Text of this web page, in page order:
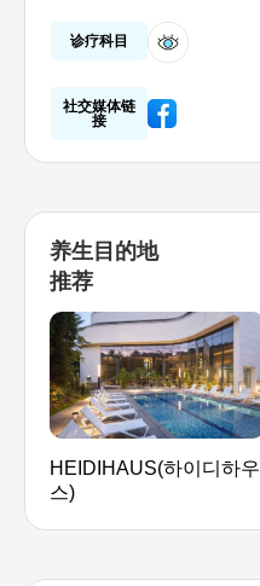
诊疗科目
社交媒体链
接
养生目的地
推荐
HEIDIHAUS(하이디하우
스)